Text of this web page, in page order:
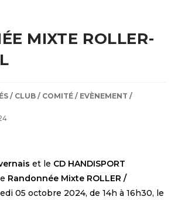
MIXTE ROLLER-
/ CLUB / COMITÉ / EVÈNEMENT /
et le CD HANDISPORT
Randonnée Mixte ROLLER /
05 octobre 2024, de 14h à 16h30, le